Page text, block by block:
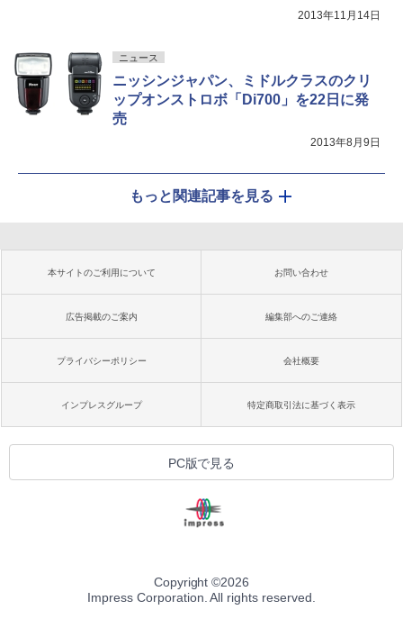
2013年11月14日
ニュース
ニッシンジャパン、ミドルクラスのクリ
ップオンストロボ「Di700」を22日に発
売
2013年8月9日
もっと関連記事を見る
本サイトのご利用について お問い合わせ
広告掲載のご案内 編集部へのご連絡
プライバシーポリシー 会社概要
インプレスグループ 特定商取引法に基づく表示
PC版で見る
Copyright ©2026
Impress Corporation. All rights reserved.